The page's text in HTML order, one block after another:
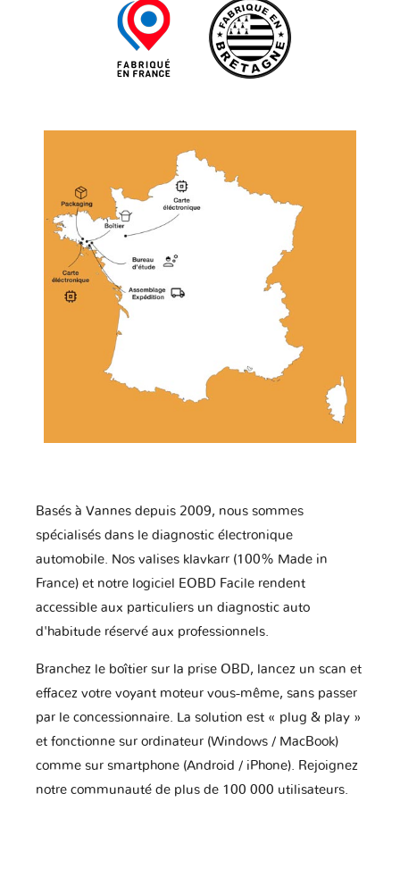
Basés à Vannes depuis 2009, nous sommes
spécialisés dans le diagnostic électronique
automobile. Nos valises klavkarr (100% Made in
France) et notre logiciel EOBD Facile rendent
accessible aux particuliers un diagnostic auto
d'habitude réservé aux professionnels.
Branchez le boîtier sur la prise OBD, lancez un scan et
effacez votre voyant moteur vous-même, sans passer
par le concessionnaire. La solution est « plug & play »
et fonctionne sur ordinateur (Windows / MacBook)
comme sur smartphone (Android / iPhone). Rejoignez
notre communauté de plus de 100 000 utilisateurs.